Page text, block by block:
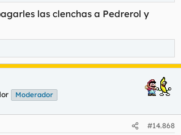
las clenchas a Pedrerol y
Moderador
#14.868